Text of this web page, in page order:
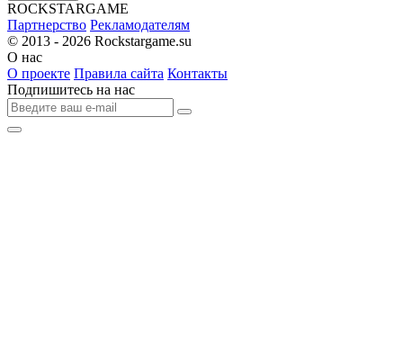
ROCKSTARGAME
Партнерство Рекламодателям
© 2013 - 2026 Rockstargame.su
О нас
О проекте Правила сайта Контакты
Подпишитесь на нас